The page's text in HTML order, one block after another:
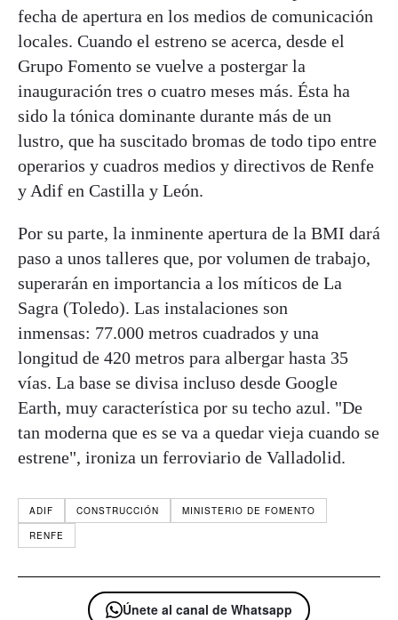
fecha de apertura en los medios de comunicación
locales. Cuando el estreno se acerca, desde el
Grupo Fomento se vuelve a postergar la
inauguración tres o cuatro meses más. Ésta ha
sido la tónica dominante durante más de un
lustro, que ha suscitado bromas de todo tipo entre
operarios y cuadros medios y directivos de Renfe
y Adif en Castilla y León.
Por su parte, la inminente apertura de la BMI dará
paso a unos talleres que, por volumen de trabajo,
superarán en importancia a los míticos de La
Sagra (Toledo). Las instalaciones son
inmensas: 77.000 metros cuadrados y una
longitud de 420 metros para albergar hasta 35
vías. La base se divisa incluso desde Google
Earth, muy característica por su techo azul. "De
tan moderna que es se va a quedar vieja cuando se
estrene", ironiza un ferroviario de Valladolid.
ADIF CONSTRUCCIÓN
MINISTERIO DE FOMENTO
RENFE
Únete al canal de Whatsapp